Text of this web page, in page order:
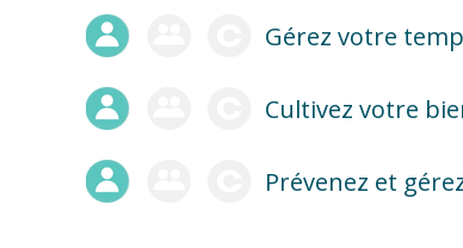
Gérez votre
Cultivez votre
Prévenez et